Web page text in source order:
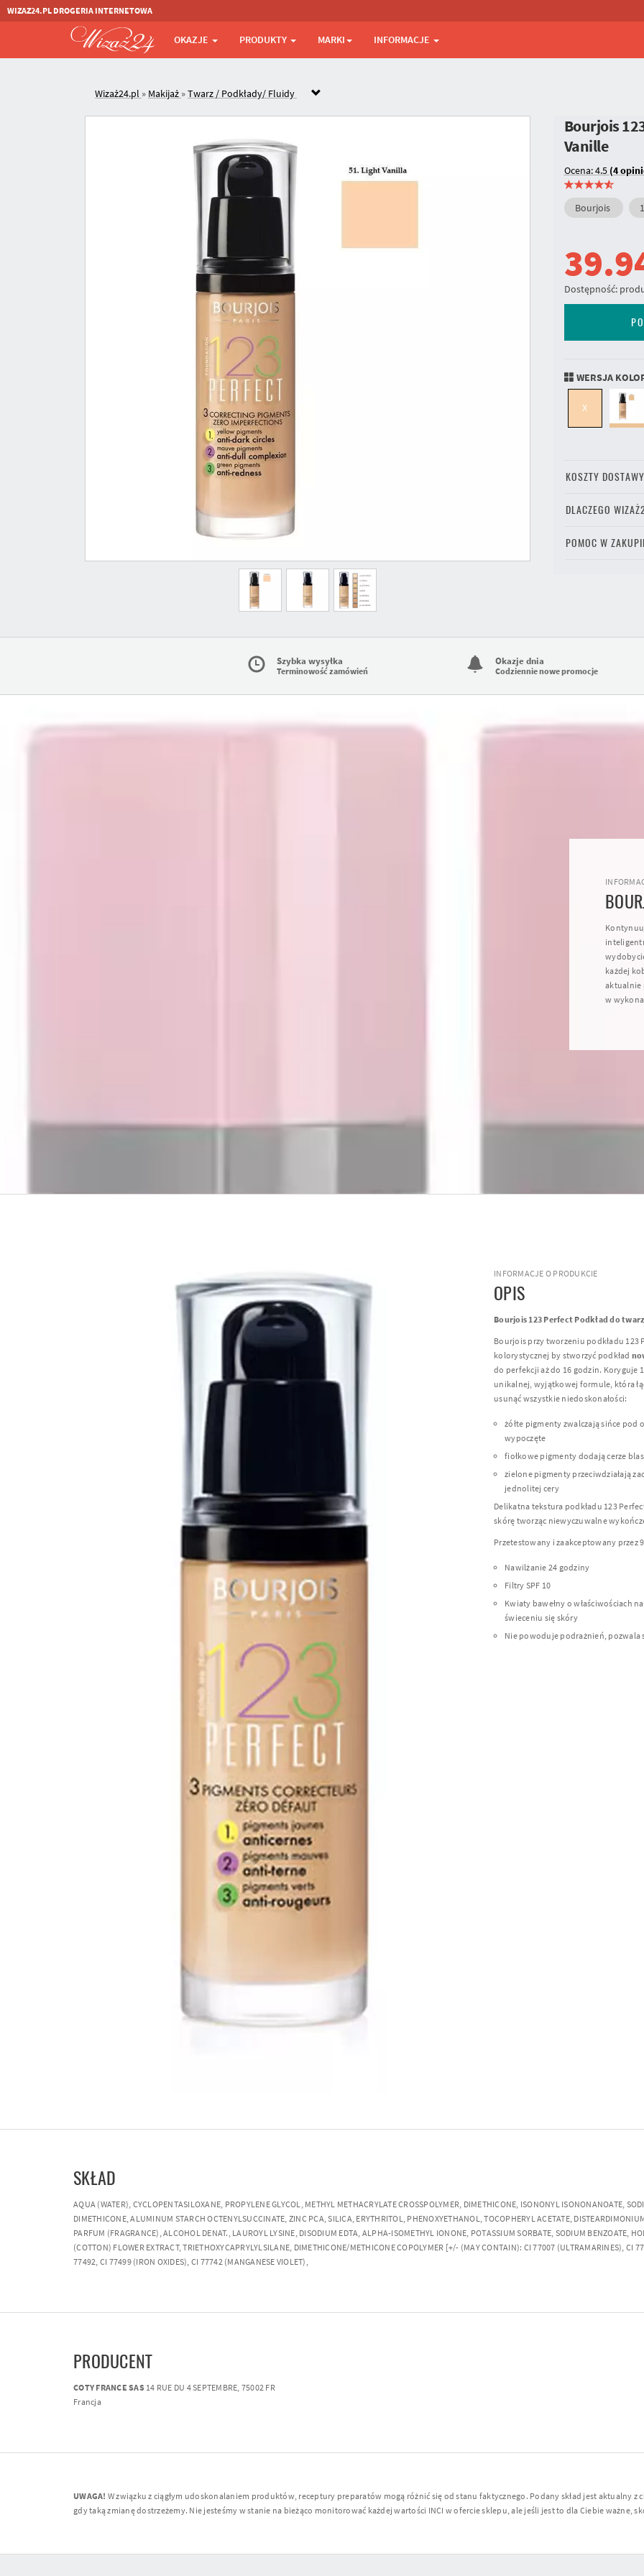
WIZAZ24.PL DROGERIA INTERNETOWA
OKAZJE PRODUKTY MARKI INFORMACJE
Wizaż24.pl » Makijaż »Twarz / Podkłady/ Fluidy
Bourjois
Vanille
Ocena: 4.5 (4
Bourjois
Dostępność:
WERSJA
X
KOSZTY DOSTAWY
DLACZEGO
POMOC W
Szybka wysyłka
Terminowość zamówień
Okazje dnia
Codziennie nowe promocje
każdej
aktualnie
w
INFORMACJE O PRODUKCIE
OPIS
Bourjois 123 Perfect Podkład do
Bourjois przy tworzeniu podkładu 123
kolorystycznej by stworzyć podkład
do perfekcji aż do 16 godzin. Koryguje
unikalnej, wyjątkowej formule, która
usunąć wszystkie niedoskonałości:
żółte pigmenty zwalczają sińce pod
wypoczęte
fiołkowe pigmenty dodają cerze
zielone pigmenty przeciwdziałają
jednolitej cery
Delikatna tekstura podkładu 123
skórę tworząc niewyczuwalne
Przetestowany i zaakceptowany przez
Nawilżanie 24 godziny
Filtry SPF 10
Kwiaty bawełny o właściwościach
świeceniu się skóry
Nie powoduje podrażnień, pozwala
SKŁAD
AQUA (WATER), CYCLOPENTASILOXANE, PROPYLENE GLYCOL, METHYL METHACRYLATE CROSSPOLYMER, DIMETHICONE, ISONONYL ISONONANOATE,
DIMETHICONE, ALUMINUM STARCH OCTENYLSUCCINATE, ZINC PCA, SILICA, ERYTHRITOL, PHENOXYETHANOL, TOCOPHERYL ACETATE,
PARFUM (FRAGRANCE), ALCOHOL DENAT., LAUROYL LYSINE, DISODIUM EDTA, ALPHA-ISOMETHYL IONONE, POTASSIUM SORBATE, SODIUM BENZOATE,
(COTTON) FLOWER EXTRACT, TRIETHOXYCAPRYLYLSILANE, DIMETHICONE/METHICONE COPOLYMER [+/- (MAY CONTAIN): CI 77007 (ULTRAMARINES), CI
77492, CI 77499 (IRON OXIDES), CI 77742 (MANGANESE VIOLET),
PRODUCENT
COTY FRANCE SAS14 RUE DU 4 SEPTEMBRE, 75002 FR
Francja
UWAGA! W związku z ciągłym udoskonalaniem produktów, receptury preparatów mogą różnić się od stanu faktycznego. Podany skład jest
gdy taką zmianę dostrzeżemy. Nie jesteśmy w stanie na bieżąco monitorować każdej wartości INCI w ofercie sklepu, ale jeśli jest to dla Ciebie ważne,